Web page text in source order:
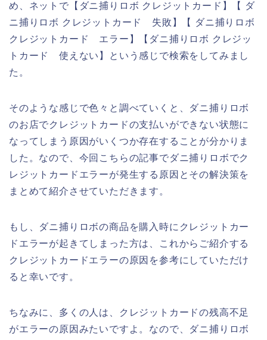
め、ネットで【ダニ捕りロボ クレジットカード】【 ダ
ニ捕りロボ クレジットカード 失敗】【 ダニ捕りロボ
クレジットカード エラー】【ダニ捕りロボ クレジッ
トカード 使えない】という感じで検索をしてみまし
た。
そのような感じで色々と調べていくと、ダニ捕りロボ
のお店でクレジットカードの支払いができない状態に
なってしまう原因がいくつか存在することが分かりま
した。なので、今回こちらの記事でダニ捕りロボでク
レジットカードエラーが発生する原因とその解決策を
まとめて紹介させていただきます。
もし、ダニ捕りロボの商品を購入時にクレジットカー
ドエラーが起きてしまった方は、これからご紹介する
クレジットカードエラーの原因を参考にしていただけ
ると幸いです。
ちなみに、多くの人は、クレジットカードの残高不足
がエラーの原因みたいですよ。なので、ダニ捕りロボ